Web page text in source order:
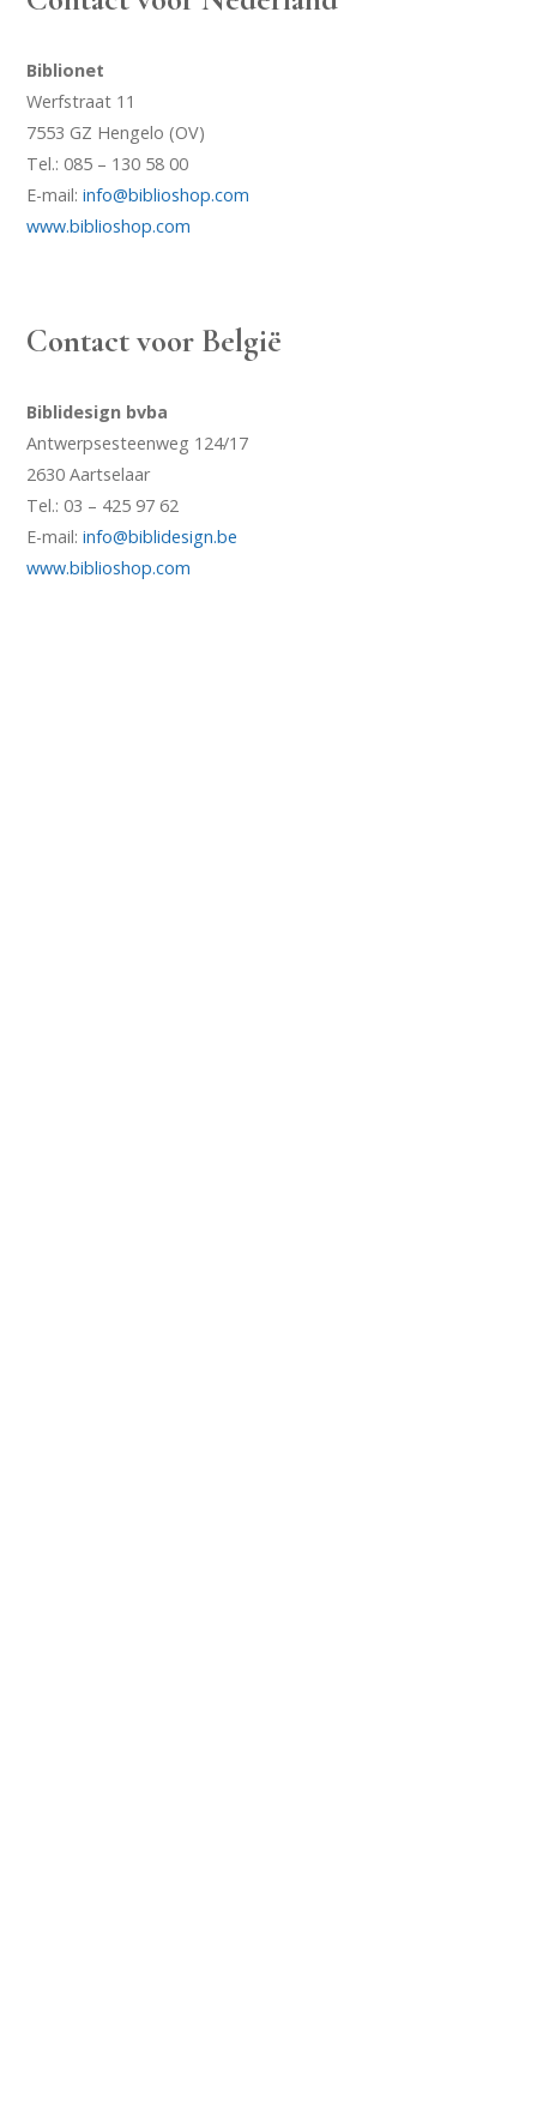
Biblionet
Werfstraat 11
7553 GZ Hengelo (OV)
Tel.: 085 – 130 58 00
E-mail:info@biblioshop.com
www.biblioshop.com
Contact voor België
Biblidesign bvba
Antwerpsesteenweg 124/17
2630 Aartselaar
Tel.: 03 – 425 97 62
E-mail:info@biblidesign.be
www.biblioshop.com